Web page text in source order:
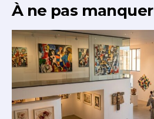
À ne pas manquer